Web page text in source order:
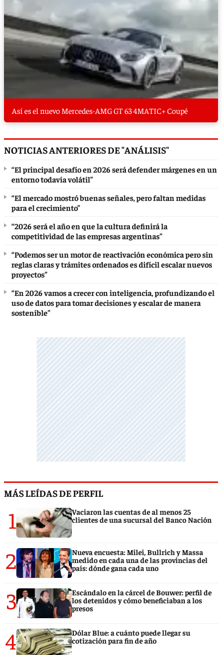
Así es el nuevo Mercedes-AMG GT 63 4MATIC+ Coupé
NOTICIAS ANTERIORES DE "ANÁLISIS"
“El principal desafío en 2026 será defender márgenes en un
entorno todavía volátil”
“El mercado mostró buenas señales, pero faltan medidas
para el crecimiento”
“2026 será el año en que la cultura definirá la
competitividad de las empresas argentinas”
“Podemos ser un motor de reactivación económica pero sin
reglas claras y trámites ordenados es difícil escalar nuevos
proyectos”
“En 2026 vamos a crecer con inteligencia, profundizando el
uso de datos para tomar decisiones y escalar de manera
sostenible”
MÁS LEÍDAS DE PERFIL
1
Vaciaron las cuentas de al menos 25
clientes de una sucursal del Banco Nación
2
Nueva encuesta: Milei, Bullrich y Massa
medido en cada una de las provincias del
país: dónde gana cada uno
3
Escándalo en la cárcel de Bouwer: perfil de
los detenidos y cómo beneficiaban a los
presos
4
Dólar Blue: a cuánto puede llegar su
cotización para fin de año